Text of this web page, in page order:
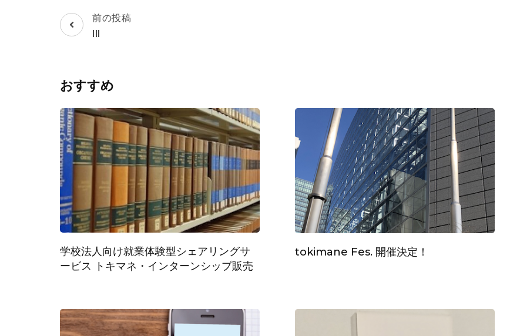
投
稿
ゲ
ー
シ
ョ
ン
前の投稿
おすすめ
学校法人向け就業体験型シェアリングサ
ービス トキマネ・インターンシップ販売
tokimane Fes. 開催決定！